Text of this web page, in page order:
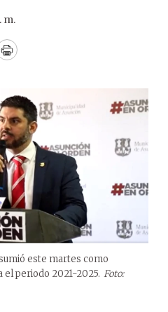
m.
Print
este martes como
periodo 2021-2025. Foto: